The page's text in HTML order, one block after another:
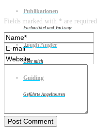
Publikationen
Fachartikel und Vorträge
Tough Angler
Über mich
Guiding
Geführte Angeltouren
Fields marked with * are required